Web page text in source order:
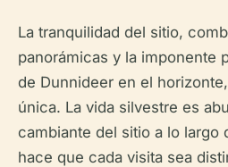
La tranquilidad del sitio,
panorámicas y la imponente
de Dunnideer en el
única. La vida silvestre es
cambiante del sitio a lo largo
hace que cada visita sea